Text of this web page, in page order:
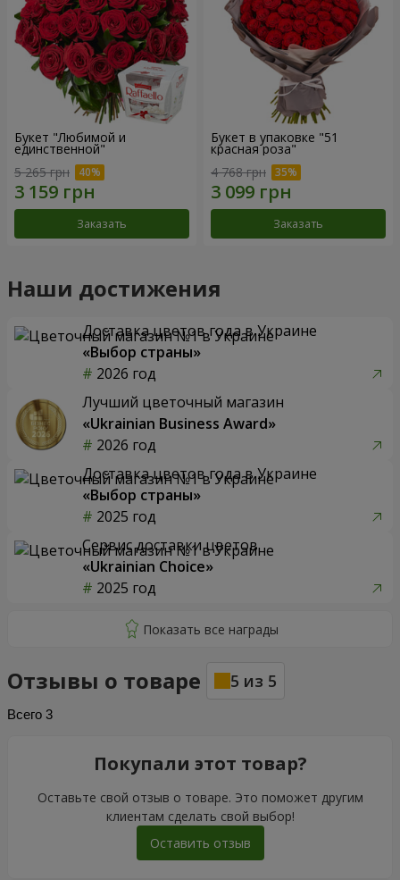
Букет "Любимой и
единственной"
5 265 грн
Заказать
Букет в упаковке "51
красная роза"
4 768 грн
Заказать
Наши достижения
Доставка цветов года в Украине
«Выбор страны»
2026 год
Лучший цветочный магазин
«Ukrainian Business Award»
2026 год
Доставка цветов года в Украине
«Выбор страны»
2025 год
Сервис доставки цветов
«Ukrainian Choice»
2025 год
Отзывы о товаре 5 из 5
Всего 3
Покупали этот товар?
Оставьте свой отзыв о товаре. Это поможет другим
клиентам сделать свой выбор!
Оставить отзыв